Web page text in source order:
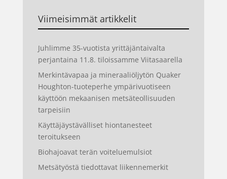
Viimeisimmät artikkelit
Juhlimme 35-vuotista yrittäjäntaivalta
perjantaina 11.8. tiloissamme Viitasaarella
Merkintävapaa ja mineraaliöljytön Quaker
Houghton-tuoteperhe ympärivuotiseen
käyttöön mekaanisen metsäteollisuuden
tarpeisiin
Käyttäjäystävälliset hiontanesteet
teroitukseen
Biohajoavat terän voiteluemulsiot
Metsätyöstä tiedottavat liikennemerkit